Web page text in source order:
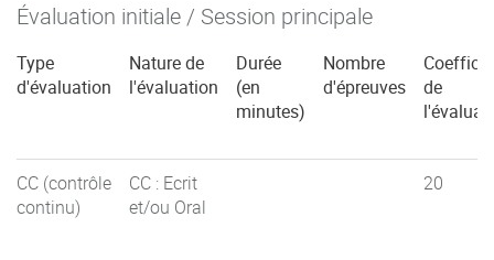
Évaluation initiale / Session principale
Type
d'évaluation
Nature de
l'évaluation
Durée
(en
minutes)
Nombre
d'épreuves
de
CC (contrôle
continu)
CC : Ecrit
et/ou Oral
20